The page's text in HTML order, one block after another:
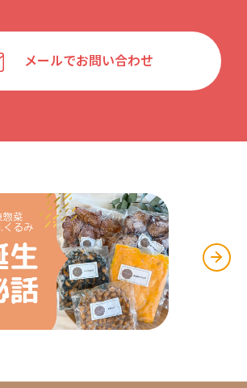
メールでお問い合わせ